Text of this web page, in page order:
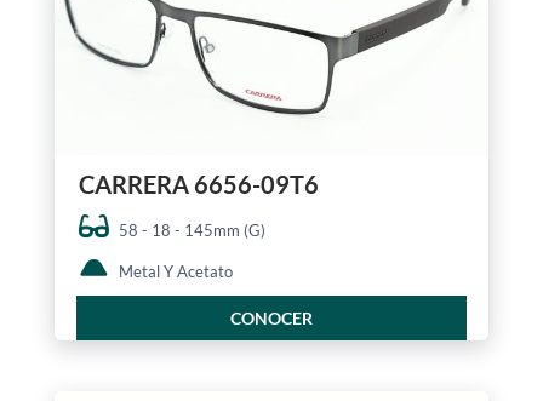
CARRERA 6656-09T6
58 - 18 - 145mm (G)
Metal Y Acetato
CONOCER